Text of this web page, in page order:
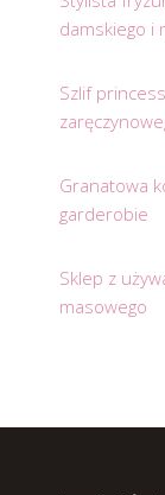
damskiego i
Szlif
Granatowa
garderobie
Sklep z
masowego